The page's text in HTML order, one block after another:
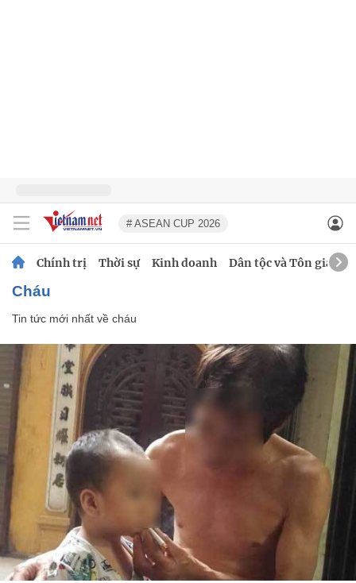
# ASEAN CUP 2026
Chính trị Thời sự Kinh doanh Dân tộc và Tôn giáo
cháu
Tin tức mới nhất về cháu